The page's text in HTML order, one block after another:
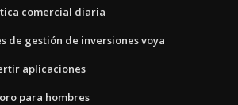
comercial diaria
de gestión de inversiones voya
aplicaciones
para hombres